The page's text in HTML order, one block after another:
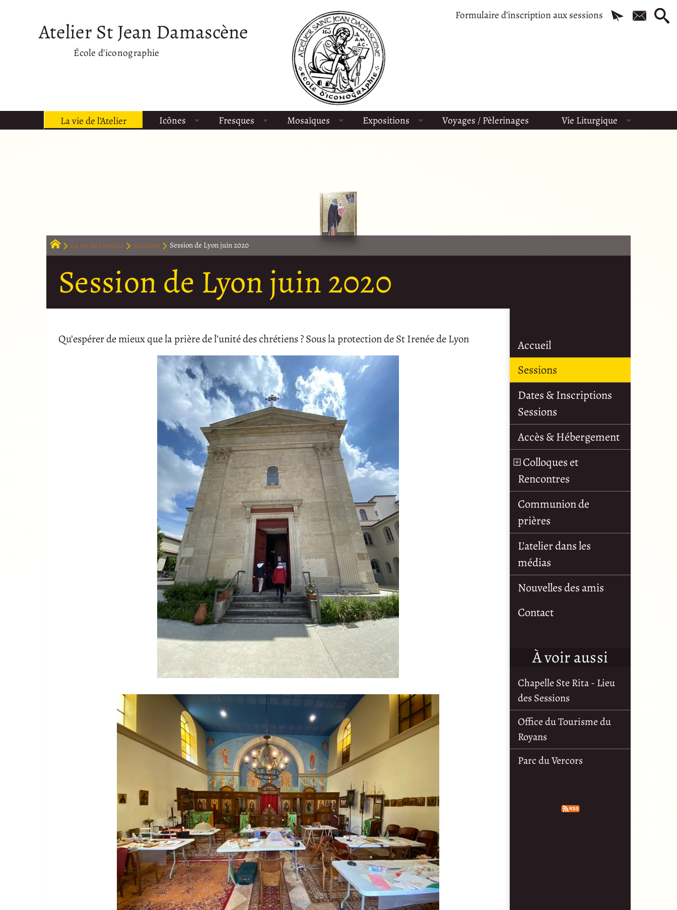
Formulaire d’inscription aux sessions
Atelier St Jean Damascène
École d’iconographie
La vie de l’Atelier Icônes Fresques Mosaïques Expositions Voyages / Pèlerinages Vie Liturgique
La vie de l’Atelier Sessions Session de Lyon juin 2020
Session de Lyon juin 2020
Qu’espérer de mieux que la prière de l’unité des chrétiens ? Sous la protection de St Irenée de Lyon
Accueil
Sessions
Dates & Inscriptions
Sessions
Accès & Hébergement
Colloques et
Rencontres
Communion de
prières
L’atelier dans les
médias
Nouvelles des amis
Contact
À voir aussi
Chapelle Ste Rita - Lieu
des Sessions
Office du Tourisme du
Royans
Parc du Vercors